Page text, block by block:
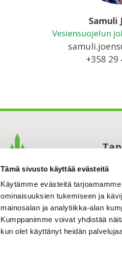
Tämä sivusto käyttää evästeitä
Käytämme evästeitä
ominaisuuksien tukemiseen ja
mainosalan ja analytiikka-alan
Kumppanimme voivat yhdistää
kun olet käyttänyt heidän
Samuli
Vesiensuojelun
+358 29